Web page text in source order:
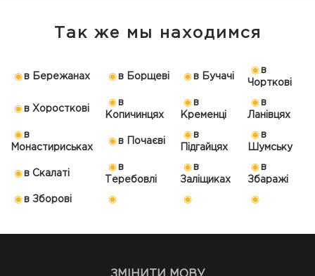
Так же мы находимся
в Бережанах в Борщеві в Бучачі
в
Чорткові
в Хоросткові
в
Копичинцях
в
Кременці
в
Ланівцях
в
Монастириськах
в Почаєві
в
Підгайцях
в
Шумську
в Скалаті
в
Теребовлі
в
Заліщиках
в
Збаражі
в Зборові